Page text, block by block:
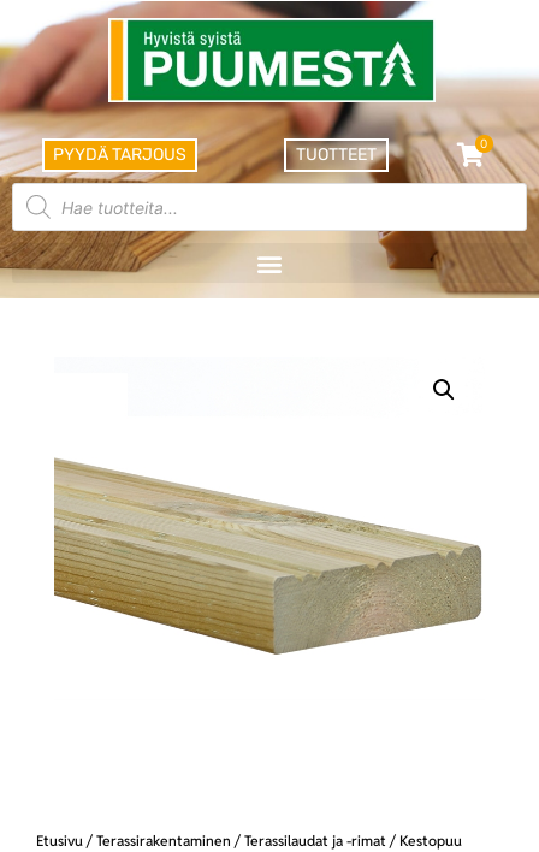
PYYDÄ TARJOUS TUOTTEET
0
Etusivu / Terassirakentaminen / Terassilaudat ja -rimat / Kestopuu